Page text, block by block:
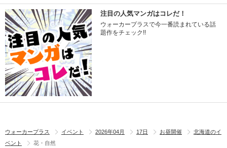
注目の人気マンガはコレだ！
ウォーカープラスで今一番読まれている話
題作をチェック!!
ウォーカープラス イベント 2026年04月 17日 お昼開催
北海道のイ
ベント
花・自然